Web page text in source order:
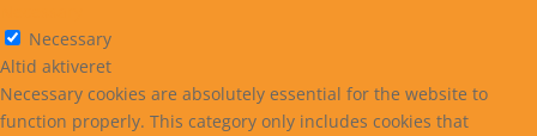
Necessary
Altid aktiveret
Necessary cookies are absolutely essential for the website to
function properly. This category only includes cookies that